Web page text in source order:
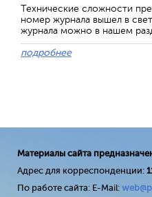
Технические сложности
номер журнала вышел в
журнала можно в нашем
подробнее
Материалы сайта
Адрес для корреспонденции:
По работе сайта: E-Mail: